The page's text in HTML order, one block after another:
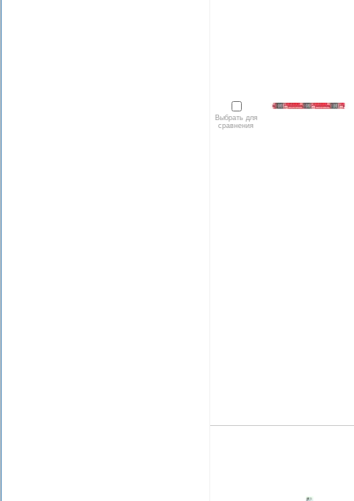
Выбрать для
сравнения